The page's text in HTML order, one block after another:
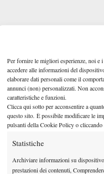
Per fornire le migliori esperienze, noi e
accedere alle informazioni del
elaborare dati personali come il
annunci (non) personalizzati. Non
caratteristiche e funzioni.
Clicca qui sotto per acconsentire a
questo sito. È possibile modificare le
pulsanti della Cookie Policy o
Statistiche
Archiviare informazioni su
prestazioni dei contenuti,